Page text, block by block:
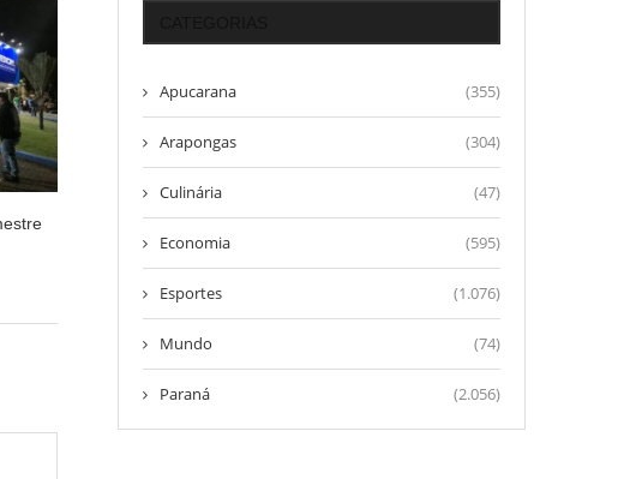
Apucarana (355)
Arapongas (304)
Culinária (47)
Economia (595)
Esportes (1.076)
Mundo (74)
Paraná (2.056)